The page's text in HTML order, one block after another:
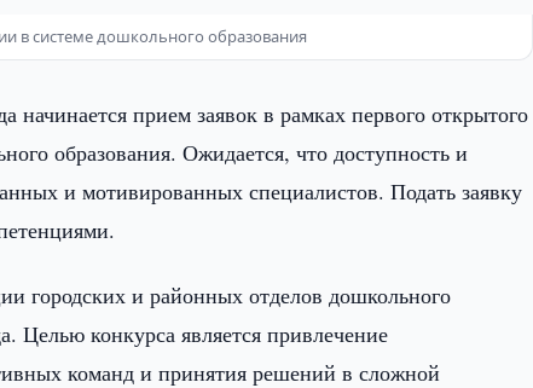
в системе дошкольного образования
начинается прием заявок в рамках первого открытого
образования. Ожидается, что доступность и
и мотивированных специалистов. Подать заявку
городских и районных отделов дошкольного
Целью конкурса является привлечение
команд и принятия решений в сложной